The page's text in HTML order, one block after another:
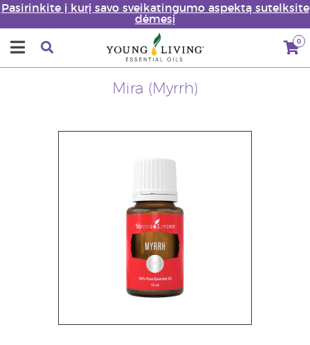
Pasirinkite į kurį savo sveikatingumo aspektą sutelksite
dėmesį
0
Mira (Myrrh)